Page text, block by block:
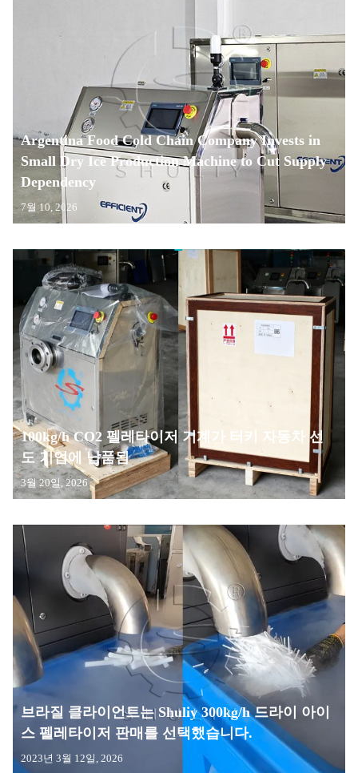
Argentina Food Cold Chain Company Invests in
Small Dry Ice Production Machine to Cut Supply
Dependency
7월 10, 2026
100kg/h CO2 펠레타이저 기계가 터키 자동차 선
도 기업에 납품됨
3월 20일, 2026
브라질 클라이언트는 Shuliy 300kg/h 드라이 아이
스 펠레타이저 판매를 선택했습니다.
2023년 3월 12일, 2026